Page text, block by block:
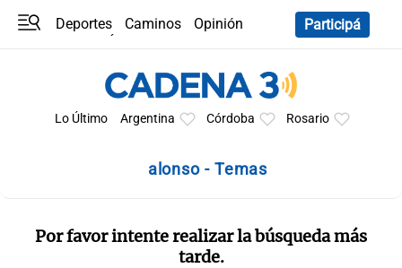
Deportes Caminos
Opinión
Participá
Lo Último Argentina Córdoba Rosario
alonso - Temas
Por favor intente realizar la búsqueda más
tarde.